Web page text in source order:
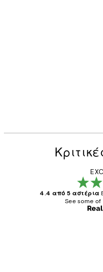
4.4 από 5 αστέρια
See some